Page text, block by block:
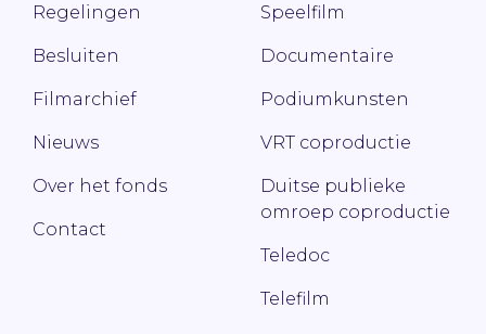
Regelingen
Besluiten
Filmarchief
Nieuws
Over het fonds
Contact
Speelfilm
Documentaire
Podiumkunsten
VRT coproductie
Duitse publieke
omroep coproductie
Teledoc
Telefilm